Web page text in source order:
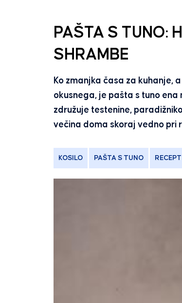
PAŠTA S TUNO:
SHRAMBE
Ko zmanjka časa za kuhanje,
okusnega, je pašta s tuno
združuje testenine,
večina doma skoraj vedno pri
KOSILO PAŠTA S TUNO RECEPT